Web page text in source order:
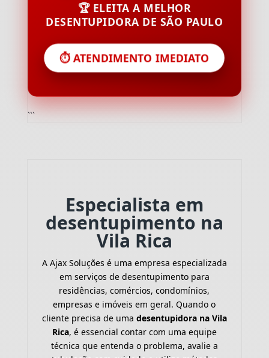
🏆 ELEITA A MELHOR
DESENTUPIDORA DE SÃO PAULO
⏱️ ATENDIMENTO IMEDIATO
```
Especialista em
desentupimento na
Vila Rica
A Ajax Soluções é uma empresa especializada
em serviços de desentupimento para
residências, comércios, condomínios,
empresas e imóveis em geral. Quando o
cliente precisa de uma desentupidora na Vila
Rica, é essencial contar com uma equipe
técnica que entenda o problema, avalie a